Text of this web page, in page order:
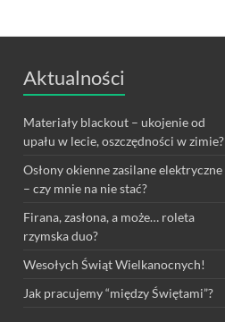
Aktualności
Materiały blackout – ukojenie od
upału w lecie, oszczędności w zimie?
Osłony okienne zasilane elektryczne
– czy mnie na nie stać?
Firana, zasłona, a może… roleta
rzymska duo?
Wesołych Świąt Wielkanocnych!
Jak pracujemy “między Świętami”?